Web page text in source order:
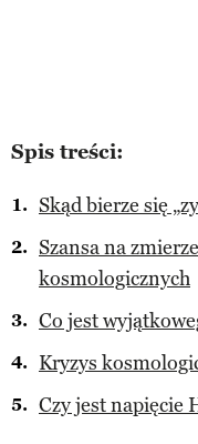
Spis treści:
Skąd bierze się
Szansa na
kosmologicznych
Co jest
Kryzys
Czy jest napięcie